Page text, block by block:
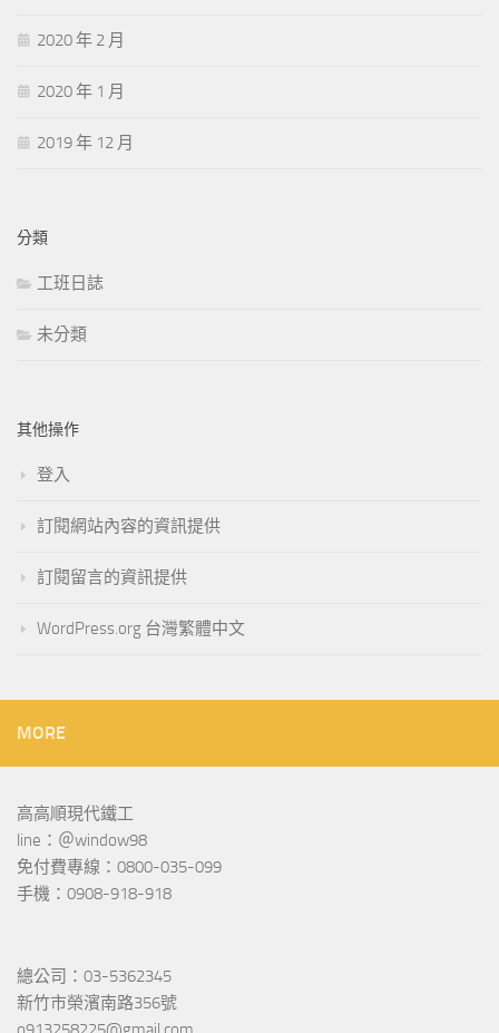
2020 年 2 月
2020 年 1 月
2019 年 12 月
分類
工班日誌
未分類
其他操作
登入
訂閱網站內容的資訊提供
訂閱留言的資訊提供
WordPress.org 台灣繁體中文
MORE
高高順現代鐵工
line：＠window98
免付費專線：0800-035-099
手機：0908-918-918
總公司：03-5362345
新竹市榮濱南路356號